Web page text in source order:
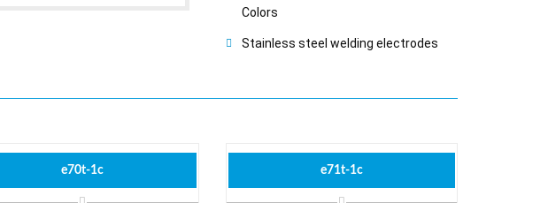
Colors
Stainless steel welding electrodes
e70t-1c e71t-1c